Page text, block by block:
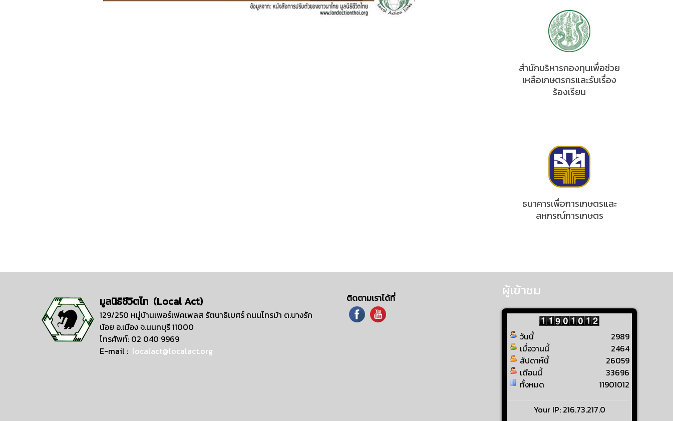
สำนักบริหารกองทุนเพื่อช่วย
เหลือเกษตรกรและรับเรื่อง
ร้องเรียน
ธนาคารเพื่อการเกษตรและ
สหกรณ์การเกษตร
มูลนิธิชีวิตไท (Local Act)
129/250 หมู่บ้านเพอร์เฟคเพลส รัตนาธิเบศร์ ถนนไทรม้า ต.บางรัก
น้อย อ.เมือง จ.นนทบุรี 11000
โทรศัพท์: 02 040 9969
E-mail : localact@localact.org
ติดตามเราได้ที่ ผู้เข้าชม
วันนี้
เมื่อวานนี้
สัปดาห์นี้
เดือนนี้
ทั้งหมด
2989
2464
26059
33696
11901012
Your IP: 216.73.217.0